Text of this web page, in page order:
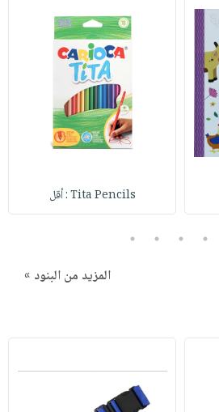
Tita Pencils : أقل
2
3
4
5
المزيد من البنود »